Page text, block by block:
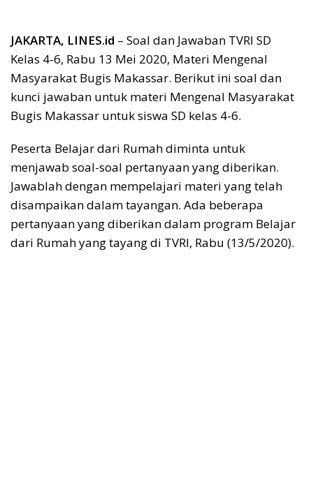
JAKARTA, LINES.id – Soal dan Jawaban TVRI SD
Kelas 4-6, Rabu 13 Mei 2020, Materi Mengenal
Masyarakat Bugis Makassar. Berikut ini soal dan
kunci jawaban untuk materi Mengenal Masyarakat
Bugis Makassar untuk siswa SD kelas 4-6.
Peserta Belajar dari Rumah diminta untuk
menjawab soal-soal pertanyaan yang diberikan.
Jawablah dengan mempelajari materi yang telah
disampaikan dalam tayangan. Ada beberapa
pertanyaan yang diberikan dalam program Belajar
dari Rumah yang tayang di TVRI, Rabu (13/5/2020).